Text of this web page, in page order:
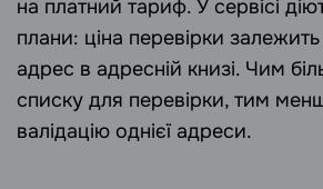
на платний тариф. У сервісі
плани: ціна перевірки залежить
адрес в адресній книзі. Чим
списку для перевірки, тим
валідацію однієї адреси.